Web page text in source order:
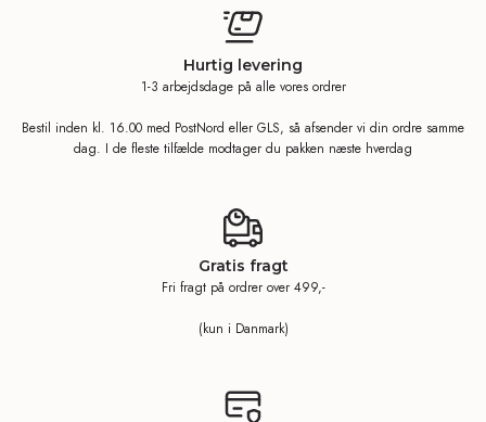
Hurtig levering
1-3 arbejdsdage på alle vores ordrer
Bestil inden kl. 16.00 med PostNord eller GLS, så afsender vi din ordre samme
dag. I de fleste tilfælde modtager du pakken næste hverdag
Gratis fragt
Fri fragt på ordrer over 499,-
(kun i Danmark)